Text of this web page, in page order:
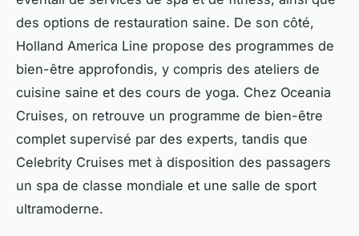
des options de restauration saine. De son côté,
Holland America Line propose des programmes de
bien-être approfondis, y compris des ateliers de
cuisine saine et des cours de yoga. Chez Oceania
Cruises, on retrouve un programme de bien-être
complet supervisé par des experts, tandis que
Celebrity Cruises met à disposition des passagers
un spa de classe mondiale et une salle de sport
ultramoderne.